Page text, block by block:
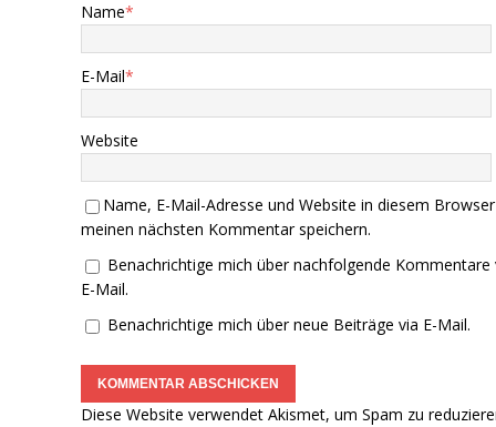
Name*
E-Mail*
Website
Name, E-Mail-Adresse und Website in diesem
meinen nächsten Kommentar speichern.
Benachrichtige mich über nachfolgende Kommentare
E-Mail.
Benachrichtige mich über neue Beiträge via E-Mail.
Diese Website verwendet Akismet, um Spam zu